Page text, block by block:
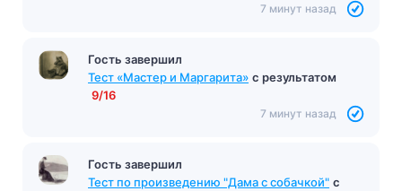
7 минут назад
Гость завершил
Тест «Мастер и Маргарита» с результатом
9/16
7 минут назад
Гость завершил
Тест по произведению "Дама с собачкой" с